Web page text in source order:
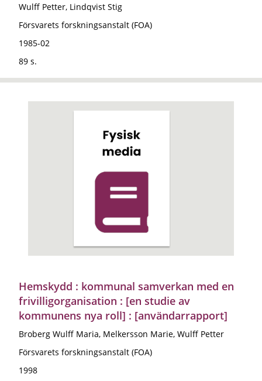
Wulff Petter, Lindqvist Stig
Försvarets forskningsanstalt (FOA)
1985-02
89 s.
Hemskydd : kommunal samverkan med en
frivilligorganisation : [en studie av
kommunens nya roll] : [användarrapport]
Broberg Wulff Maria, Melkersson Marie, Wulff Petter
Försvarets forskningsanstalt (FOA)
1998